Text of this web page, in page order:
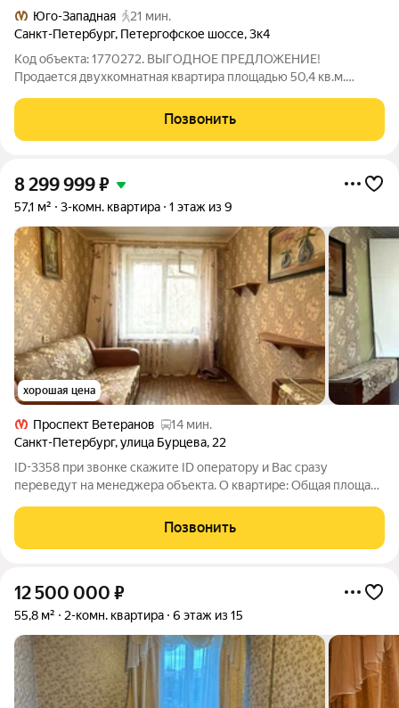
Юго-Западная
21 мин.
Санкт-Петербург, Петергофское шоссе,3к4
Код объекта: 1770272. ВЫГОДНОЕ ПРЕДЛОЖЕНИЕ!
Продается двухкомнатная квартира площадью 50,4 кв.м.
13,3 кв.м прямоугольной формы. Кухня площадью 7,1 кв.м.
Просторная прихожая, которую можно
Позвонить
8 299 999₽
57,1 м² 3-комн. квартира 1 этаж из 9
хорошая цена
Проспект Ветеранов
14 мин.
Санкт-Петербург,улица Бурцева, 22
ID-3358 при звонке скажите ID оператору и Вас сразу
переведут на менеджера объекта. О квартире: Общая площадь
выходят во двор и на улицу. Квартира требует ремонта.
Балкона нет. О доме и
Позвонить
12 500 000 ₽
55,8 м² 2-комн. квартира 6 этаж из 15